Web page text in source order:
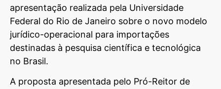
apresentação realizada pela Universidade
Federal do Rio de Janeiro sobre o novo modelo
jurídico-operacional para importações
destinadas à pesquisa científica e tecnológica
no Brasil.
A proposta apresentada pelo Pró-Reitor de